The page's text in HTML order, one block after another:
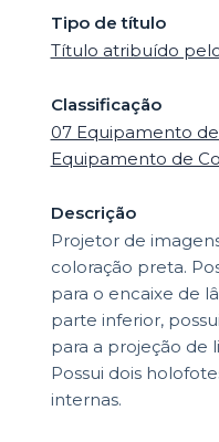
Tipo de título
Título atribuído
Classificação
07 Equipamento
Equipamento de
Descrição
Projetor de
coloração preta.
para o encaixe de
parte inferior,
para a projeção de
Possui dois
internas.